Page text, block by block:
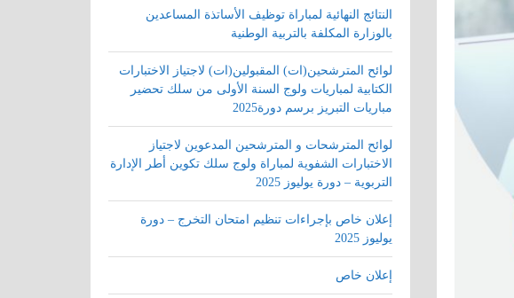
النتائج النهائية لمباراة توظيف الأساتذة المساعدين
بالوزارة المكلفة بالتربية الوطنية
لوائح المترشحين(ات) المقبولين(ات) لاجتياز الاختبارات
الكتابية لمباريات ولوج السنة الأولى من سلك تحضير
مباريات التبريز برسم دورة2025
لوائح المترشحات و المترشحين المدعوين لاجتياز
الاختبارات الشفوية لمباراة ولوج سلك تكوين أطر الإدارة
التربوية – دورة يوليوز 2025
إعلان خاص بإجراءات تنظيم امتحان التخرج – دورة
يوليوز 2025
إعلان خاص